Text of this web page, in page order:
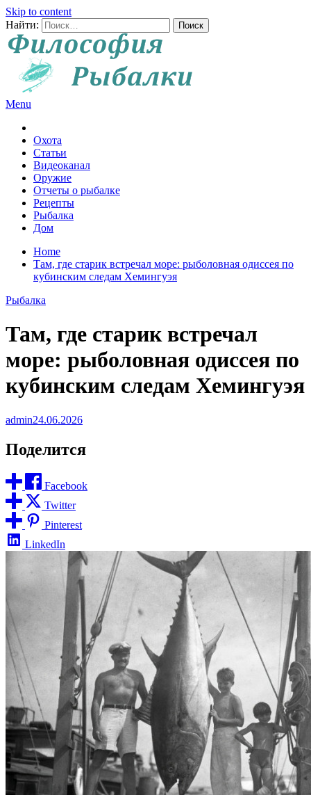
Skip to content
Найти:
Menu
Охота
Статьи
Видеоканал
Оружие
Отчеты о рыбалке
Рецепты
Рыбалка
Дом
Home
Там, где старик встречал море: рыболовная одиссея по
кубинским следам Хемингуэя
Рыбалка
Там, где старик встречал
море: рыболовная одиссея по
кубинским следам Хемингуэя
admin24.06.2026
Поделится
Facebook
Twitter
Pinterest
LinkedIn